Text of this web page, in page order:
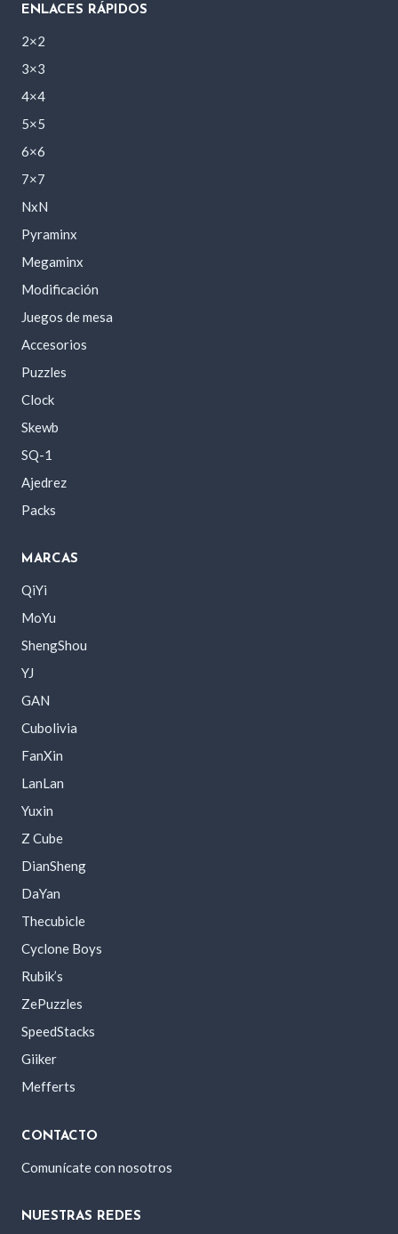
ENLACES RÁPIDOS
2×2
3×3
4×4
5×5
6×6
7×7
NxN
Pyraminx
Megaminx
Modificación
Juegos de mesa
Accesorios
Puzzles
Clock
Skewb
SQ-1
Ajedrez
Packs
MARCAS
QiYi
MoYu
ShengShou
YJ
GAN
Cubolivia
FanXin
LanLan
Yuxin
Z Cube
DianSheng
DaYan
Thecubicle
Cyclone Boys
Rubik’s
ZePuzzles
SpeedStacks
Giiker
Mefferts
CONTACTO
Comunícate con nosotros
NUESTRAS REDES